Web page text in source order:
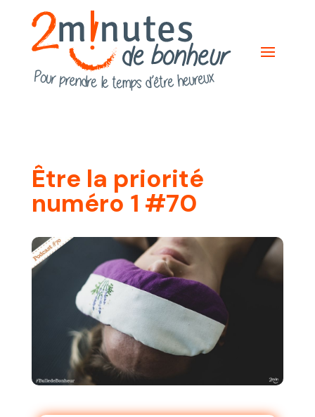
Être la priorité
numéro 1 #70